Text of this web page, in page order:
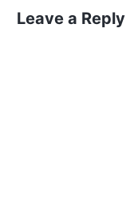
ومن بينها، كانت
Leave a Reply